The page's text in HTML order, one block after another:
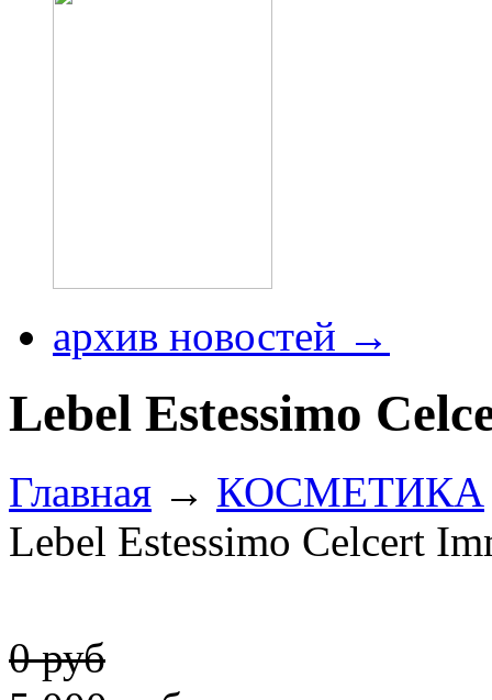
архив новостей →
Lebel Estessimo
Главная → КОСМЕТИКА
Lebel Estessimo Celcert
0 руб